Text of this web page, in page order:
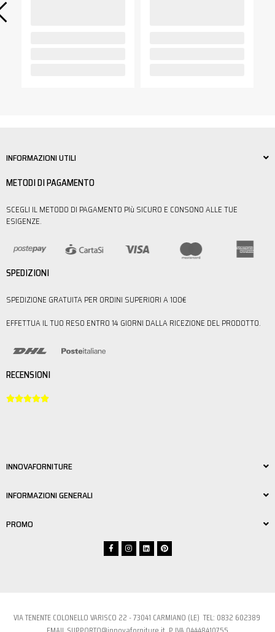
INFORMAZIONI UTILI
METODI DI PAGAMENTO
SCEGLI IL METODO DI PAGAMENTO PIù SICURO E CONSONO ALLE TUE
ESIGENZE.
SPEDIZIONI
SPEDIZIONE GRATUITA PER ORDINI SUPERIORI A 100€
EFFETTUA IL TUO RESO ENTRO 14 GIORNI DALLA RICEZIONE DEL PRODOTTO.
RECENSIONI

INNOVAFORNITURE
INFORMAZIONI GENERALI
PROMO
VIA TENENTE COLONELLO VARISCO 22 - 73041 CARMIANO (LE) TEL: 0832 602389